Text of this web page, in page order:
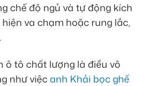
chế độ ngủ và tự động kích
va chạm hoặc rung lắc,
ô tô chất lượng là điều vô
như việcanh Khải bọc ghế